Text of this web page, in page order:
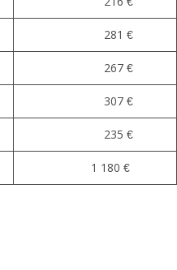
281 €
267 €
307 €
235 €
1 180 €